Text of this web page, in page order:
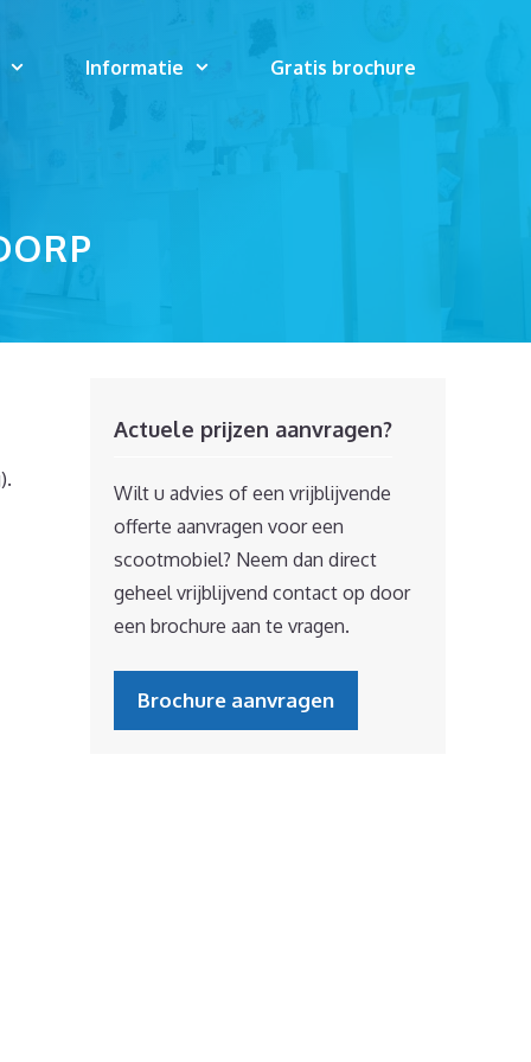
Informatie Gratis brochure
Actuele prijzen aanvragen?
Wilt u advies of een vrijblijvende
offerte aanvragen voor een
scootmobiel? Neem dan direct
geheel vrijblijvend contact op door
een brochure aan te vragen.
Brochure aanvragen